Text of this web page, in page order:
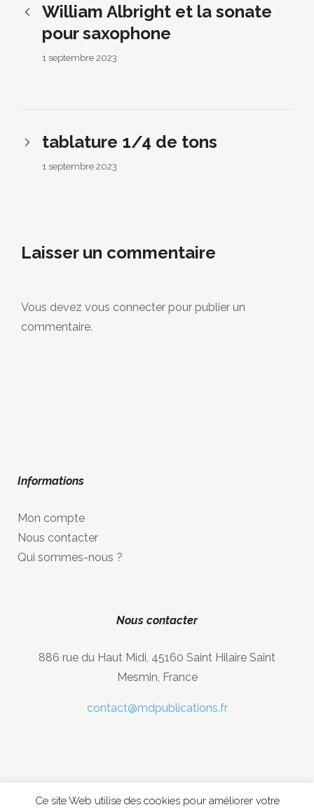
William Albright et la sonate
pour saxophone
1 septembre 2023
tablature 1/4 de tons
1 septembre 2023
Laisser un commentaire
Vous devez vous connecter pour publier un
commentaire.
Informations
Mon compte
Nous contacter
Qui sommes-nous ?
Nous contacter
886 rue du Haut Midi, 45160 Saint Hilaire Saint
Mesmin, France
contact@mdpublications.fr
Ce site Web utilise des cookies pour améliorer votre